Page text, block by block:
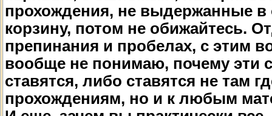
прохождения, не выдержанные в
корзину, потом не обижайтесь.
препинания и пробелах, с этим
вообще не понимаю, почему
ставятся, либо ставятся не там
прохождениям, но и к любым